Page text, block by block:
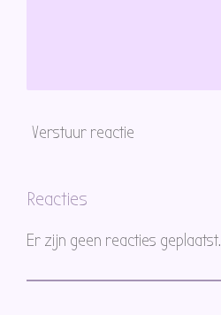
Verstuur reactie
Reacties
Er zijn geen reacties geplaatst.